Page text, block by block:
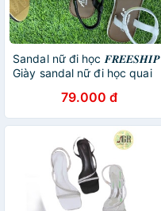
Sandal nữ đi học 𝑭𝑹𝑬𝑬𝑺𝑯𝑰𝑷
Giày sandal nữ đi học quai
Sandal nu nut [Hoàn Xu]
79.000 đ